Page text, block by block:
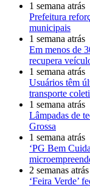
1 semana atrás
Prefeitura
municipais
1 semana atrás
Em menos de
recupera
1 semana atrás
Usuários têm
transporte
1 semana atrás
Lâmpadas de
Grossa
1 semana atrás
‘PG Bem
2 semanas atrás
‘Feira Verde’